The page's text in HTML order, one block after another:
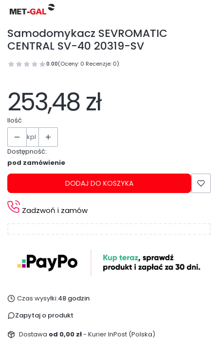
Samodomykacz SEVROMATIC
CENTRAL SV-40 20319-SV
0.00(Oceny: 0 Recenzje: 0)
253,48 zł
Ilość
kpl
Dostępność:
pod zamówienie
DODAJ DO KOSZYKA
Zadzwoń i zamów
Czas wysyłki:48 godzin
Zapytaj o produkt
Dostawa od 0,00 zł- Kurier InPost (Polska)